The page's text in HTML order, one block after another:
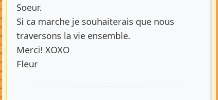
Soeur.
Si ca marche je souhaiterais que nous
traversons la vie ensemble.
Merci! XOXO
Fleur